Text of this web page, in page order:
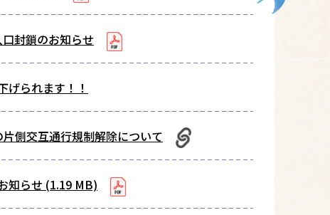
封鎖のお知らせ
げられます！！
側交互通行規制解除について
知らせ (1.19 MB)